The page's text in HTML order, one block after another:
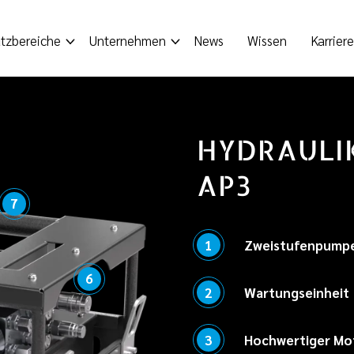
Unternehmen News Wissen Karriere
6
7
AP3
1
Hochdruckpumpe.
2
Wartungseinheit
und Ölnebler
3
Hochwertiger